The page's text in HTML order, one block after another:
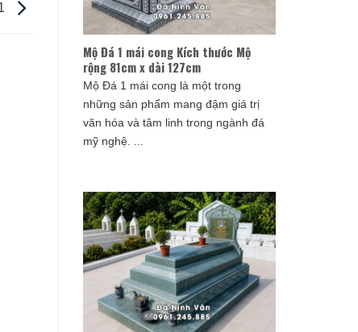
Mộ Đá 1 mái cong Kích thước Mộ
rộng 81cm x dài 127cm
Mộ Đá 1 mái cong là một trong
những sản phẩm mang đậm giá trị
văn hóa và tâm linh trong ngành đá
mỹ nghệ. ...